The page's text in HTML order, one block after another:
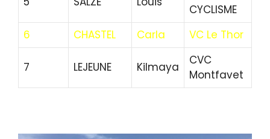
CYCLISME
6
CHASTEL Carla VC Le Thor
7 LEJEUNE Kilmaya
CVC
Montfavet